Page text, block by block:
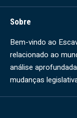
Sobre
Bem-vindo ao
relacionado ao
análise
mudanças